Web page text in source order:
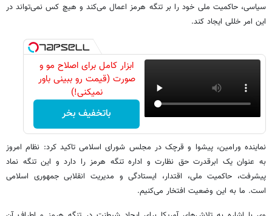
سیاسی، حاکمیت ملی خود را بر تنگه هرمز اعمال می‌کند و هیچ کس نمی‌تواند در
این امر خللی ایجاد کند.
ابزار کامل برای اصلاح مو و
صورت (قیمت رو ببینی باور
نمیکنی!)
باتخفیف بخر
نماینده ورامین، پیشوا و قرچک در مجلس شورای اسلامی تاکید کرد: نظام امروز
به عنوان یک ابرقدرت حق نظارت و اداره تنگه هرمز را دارد و این تنگه نماد
پیشرفت، حاکمیت ملی، اقتدار، ایستادگی و مدیریت انقلابی جمهوری اسلامی
است. ما به این وضعیت افتخار می‌کنیم.